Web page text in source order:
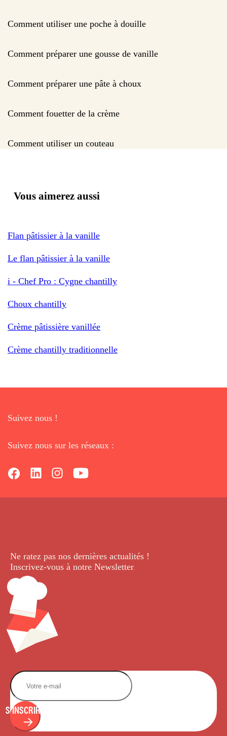
Comment utiliser une poche à douille
Comment préparer une gousse de vanille
Comment préparer une pâte à choux
Comment fouetter de la crème
Comment utiliser un couteau
Vous aimerez aussi
Flan pâtissier à la vanille
Le flan pâtissier à la vanille
i - Chef Pro : Cygne chantilly
Choux chantilly
Crème pâtissière vanillée
Crème chantilly traditionnelle
Suivez nous !
Suivez nous sur les réseaux :
Ne ratez pas nos dernières actualités !
Inscrivez-vous à notre Newsletter.
S'INSCRIRE